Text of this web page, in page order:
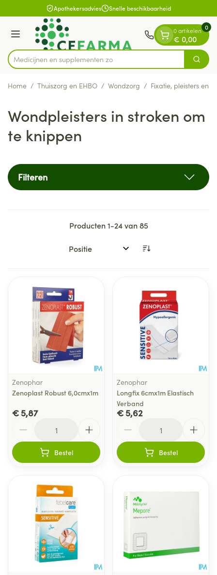
Ga naar de inhoudApothekersadvies Snelle beschikbaarheid
Menu
Product, merk, categorie...
Medicijn Zoek
0 artikelen
€ 0,00
0
Home / Thuiszorg en EHBO / Wondzorg / Fixatie, pleisters en
Wondpleisters in stroken om
te knippen
Filteren
Producten1-24van85
Sorteer op:
Zenophar
Zenoplast Robust 6,0cmx1m
€ 5,87
Bestel
Zenophar
Longfix 6cmx1m Elastisch
Verband
€ 5,62
Bestel